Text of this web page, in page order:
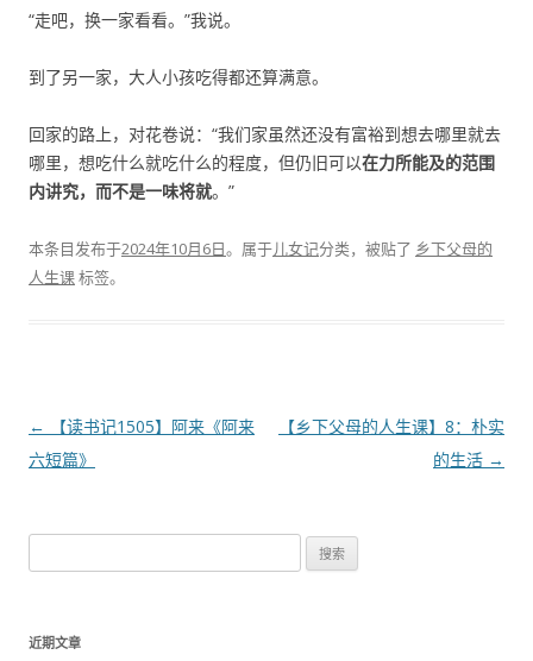
“走吧，换一家看看。”我说。
到了另一家，大人小孩吃得都还算满意。
回家的路上，对花卷说：“我们家虽然还没有富裕到想去哪里就去
哪里，想吃什么就吃什么的程度，但仍旧可以在力所能及的范围
内讲究，而不是一味将就。”
本条目发布于2024年10月6日。属于儿女记分类，被贴了 乡下父母的
人生课标签。
文
章
←
【读书记1505】阿来《阿来
六短篇》
【乡下父母的人生课】8：朴实
的生活 →
索
近期文章